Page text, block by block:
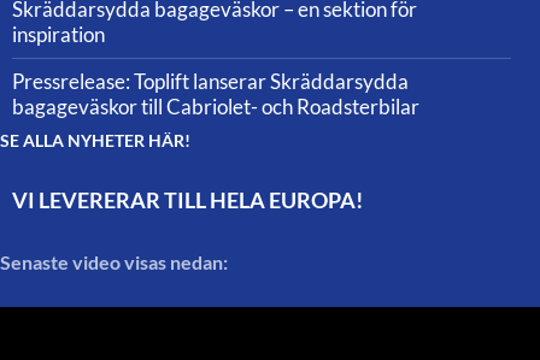
Skräddarsydda bagageväskor – en sektion för
inspiration
Pressrelease: Toplift lanserar Skräddarsydda
bagageväskor till Cabriolet- och Roadsterbilar
SE ALLA NYHETER HÄR!
VI LEVERERAR TILL HELA EUROPA!
Senaste video visas nedan: